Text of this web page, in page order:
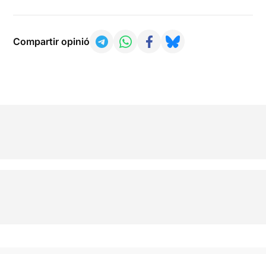
Compartir opinió